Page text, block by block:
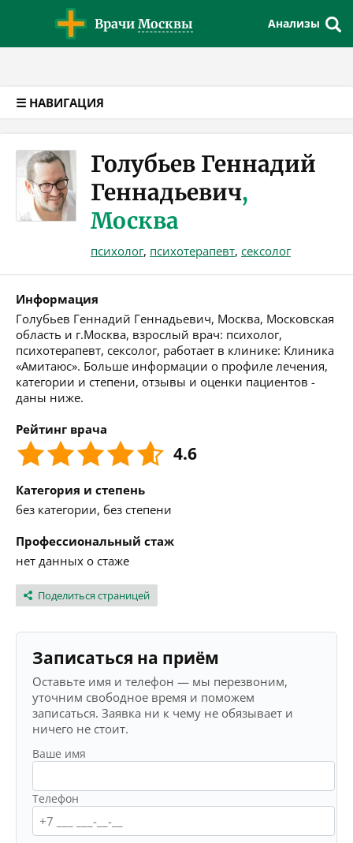
Врачи Москвы Анализы
☰ НАВИГАЦИЯ
Голубьев Геннадий
Геннадьевич,
Москва
психолог, психотерапевт, сексолог
Информация
Голубьев Геннадий Геннадьевич, Москва, Московская
область и г.Москва, взрослый врач: психолог,
психотерапевт, сексолог, работает в клинике: Клиника
«Амитаюс». Больше информации о профиле лечения,
категории и степени, отзывы и оценки пациентов -
даны ниже.
Рейтинг врача
4.6
Категория и степень
без категории, без степени
Профессиональный стаж
нет данных о стаже
Поделиться страницей
Записаться на приём
Оставьте имя и телефон — мы перезвоним,
уточним свободное время и поможем
записаться. Заявка ни к чему не обязывает и
ничего не стоит.
Ваше имя
Телефон